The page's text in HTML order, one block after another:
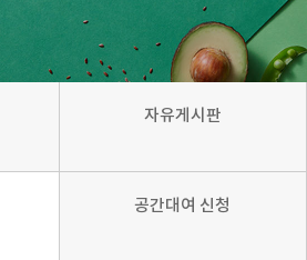
자유게시판
공간대여 신청